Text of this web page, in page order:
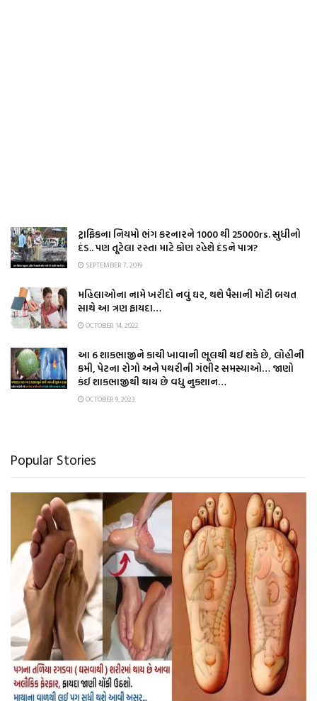
ટ્રાફિકના નિયમો ભંગ કરનારને 1000 થી 25000rs. સુધીનો
દંડ.. પણ તૂટેલા રસ્તા માટે કોણ રહેશે દંડને પાત્ર?
SEPTEMBER 7, 2019
મહિલાઓના નામે ખરીદો નવું ઘર, થશે પૈસાની મોટી બચત
સાથે આ ત્રણ ફાયદા…
OCTOBER 14, 2022
આ 6 શાકભાજીને કાચી ખાવાની ભૂલથી થઈ શકે છે, લોહીની
કમી, પેટના રોગો અને પથરીની ગંભીર સમસ્યાઓ… જાણો
કંઈ શાકભાજીથી થાય છે વધુ નુકશાન…
OCTOBER 9, 2023
Popular Stories